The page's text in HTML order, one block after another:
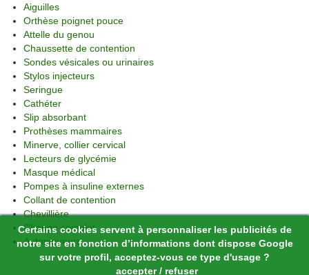
Certains cookies servent à personnaliser les publicités de
notre site en fonction d’informations dont dispose Google
sur votre profil, acceptez-vous ce type d'usage ?
accepter/ refuser
Aiguilles
Orthèse poignet pouce
Attelle du genou
Chaussette de contention
Sondes vésicales ou urinaires
Stylos injecteurs
Seringue
Cathéter
Slip absorbant
Prothèses mammaires
Minerve, collier cervical
Lecteurs de glycémie
Masque médical
Pompes à insuline externes
Collant de contention
Chevillière
Change complet
Autopiqueurs